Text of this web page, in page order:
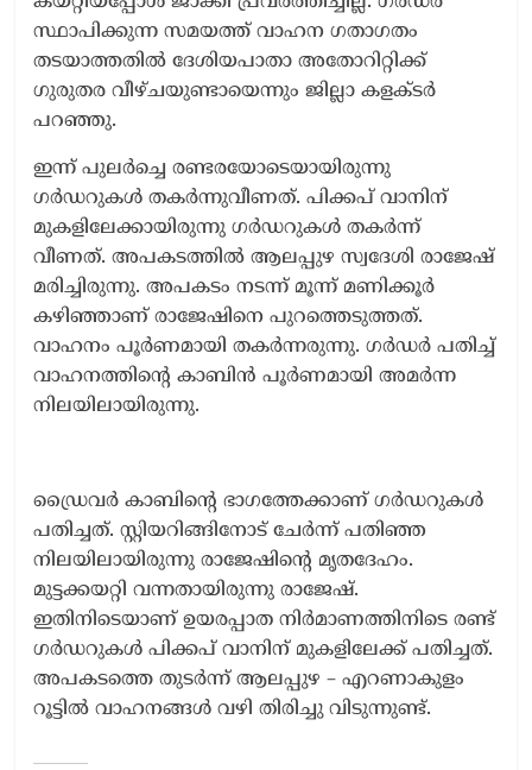
സ്ഥാപിക്കുന്ന സമയത്ത് വാഹന ഗതാഗതം
തടയാത്തതിൽ ദേശിയപാതാ അതോറിറ്റിക്ക്
ഗുരുതര വീഴ്ചയുണ്ടായെന്നും ജില്ലാ കളക്ടർ
പറഞ്ഞു.
ഇന്ന് പുലർച്ചെ രണ്ടരയോടെയായിരുന്നു ​
ഗർഡറുകൾ തകർന്നുവീണത്. പിക്കപ് വാനിന്
മുകളിലേക്കായിരുന്നു ​ഗർഡറുകൾ തകർന്ന്
വീണത്. അപകടത്തിൽ ആലപ്പുഴ സ്വദേശി രാജേഷ്
മരിച്ചിരുന്നു. അപകടം നടന്ന് മൂന്ന് മണിക്കൂർ
കഴിഞ്ഞാണ് രാജേഷിനെ പുറത്തെടുത്തത്.
വാഹനം പൂർണമായി തകർന്നരുന്നു. ഗർഡർ പതിച്ച്
വാഹനത്തിന്റെ കാബിൻ പൂർണമായി അമർന്ന
നിലയിലായിരുന്നു.
ഡ്രൈവർ കാബിന്റെ ഭാഗത്തേക്കാണ് ഗർഡറുകൾ
പതിച്ചത്. സ്റ്റിയറിങ്ങിനോട് ചേർന്ന് പതിഞ്ഞ
നിലയിലായിരുന്നു രാജേഷിന്റെ മൃതദേഹം.
മുട്ടക്കയറ്റി വന്നതായിരുന്നു രാജേഷ്.
ഇതിനിടെയാണ് ഉയരപ്പാത നിർമാണത്തിനിടെ ​രണ്ട്
​ഗർഡറുകൾ പിക്കപ് വാനിന് മുകളിലേക്ക് പതിച്ചത്.
അപകടത്തെ തുടർന്ന് ആലപ്പുഴ – എറണാകുളം
റൂട്ടിൽ വാഹനങ്ങൾ വഴി തിരിച്ചു വിടുന്നുണ്ട്.